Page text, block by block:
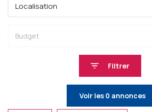
Localisation
Budget
Filtrer
Voir les 0 annonces